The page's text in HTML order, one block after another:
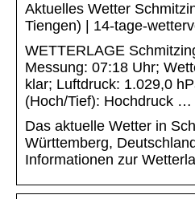
Aktuelles Wetter
Tiengen) | 14-tage-
WETTERLAGE
Messung: 07:18 Uhr;
klar; Luftdruck: 1.029,0
(Hoch/Tief): Hochdruck …
Das aktuelle Wetter in
Württemberg,
Informationen zur